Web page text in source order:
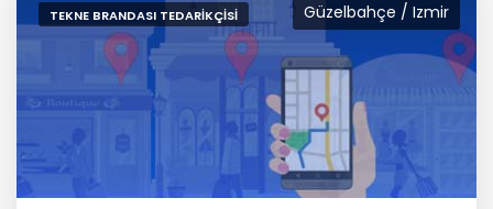
Güzelbahçe / Izmir
TEKNE BRANDASI TEDARIKÇISI